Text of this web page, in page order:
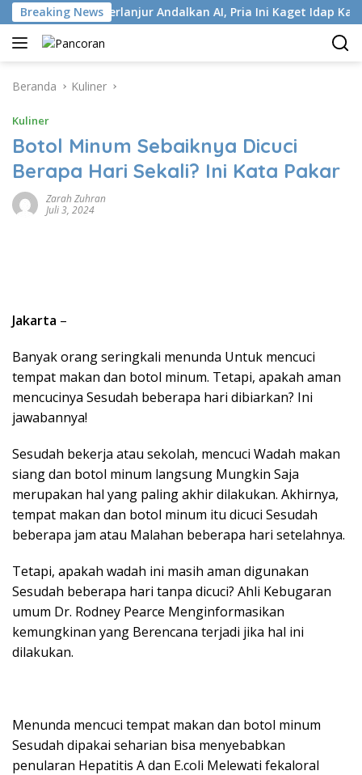
Langsung
ke
konten
Breaking News
Terlanjur Andalkan AI, Pria Ini Kaget Idap Kanker
Beranda Kuliner
Kuliner
Botol Minum Sebaiknya Dicuci
Berapa Hari Sekali? Ini Kata Pakar
Zarah Zuhran
Juli 3, 2024
Jakarta –
Banyak orang seringkali menunda Untuk mencuci
tempat makan dan botol minum. Tetapi, apakah aman
mencucinya Sesudah beberapa hari dibiarkan? Ini
jawabannya!
Sesudah bekerja atau sekolah, mencuci Wadah makan
siang dan botol minum langsung Mungkin Saja
merupakan hal yang paling akhir dilakukan. Akhirnya,
tempat makan dan botol minum itu dicuci Sesudah
beberapa jam atau Malahan beberapa hari setelahnya.
Tetapi, apakah wadah ini masih aman digunakan
Sesudah beberapa hari tanpa dicuci? Ahli Kebugaran
umum Dr. Rodney Pearce Menginformasikan
kemungkinan yang Berencana terjadi jika hal ini
dilakukan.
Menunda mencuci tempat makan dan botol minum
Sesudah dipakai seharian bisa menyebabkan
penularan Hepatitis A dan E.coli Melewati fekaloral